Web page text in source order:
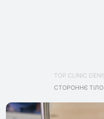
TOP CLINIC
СТОРОННЄ